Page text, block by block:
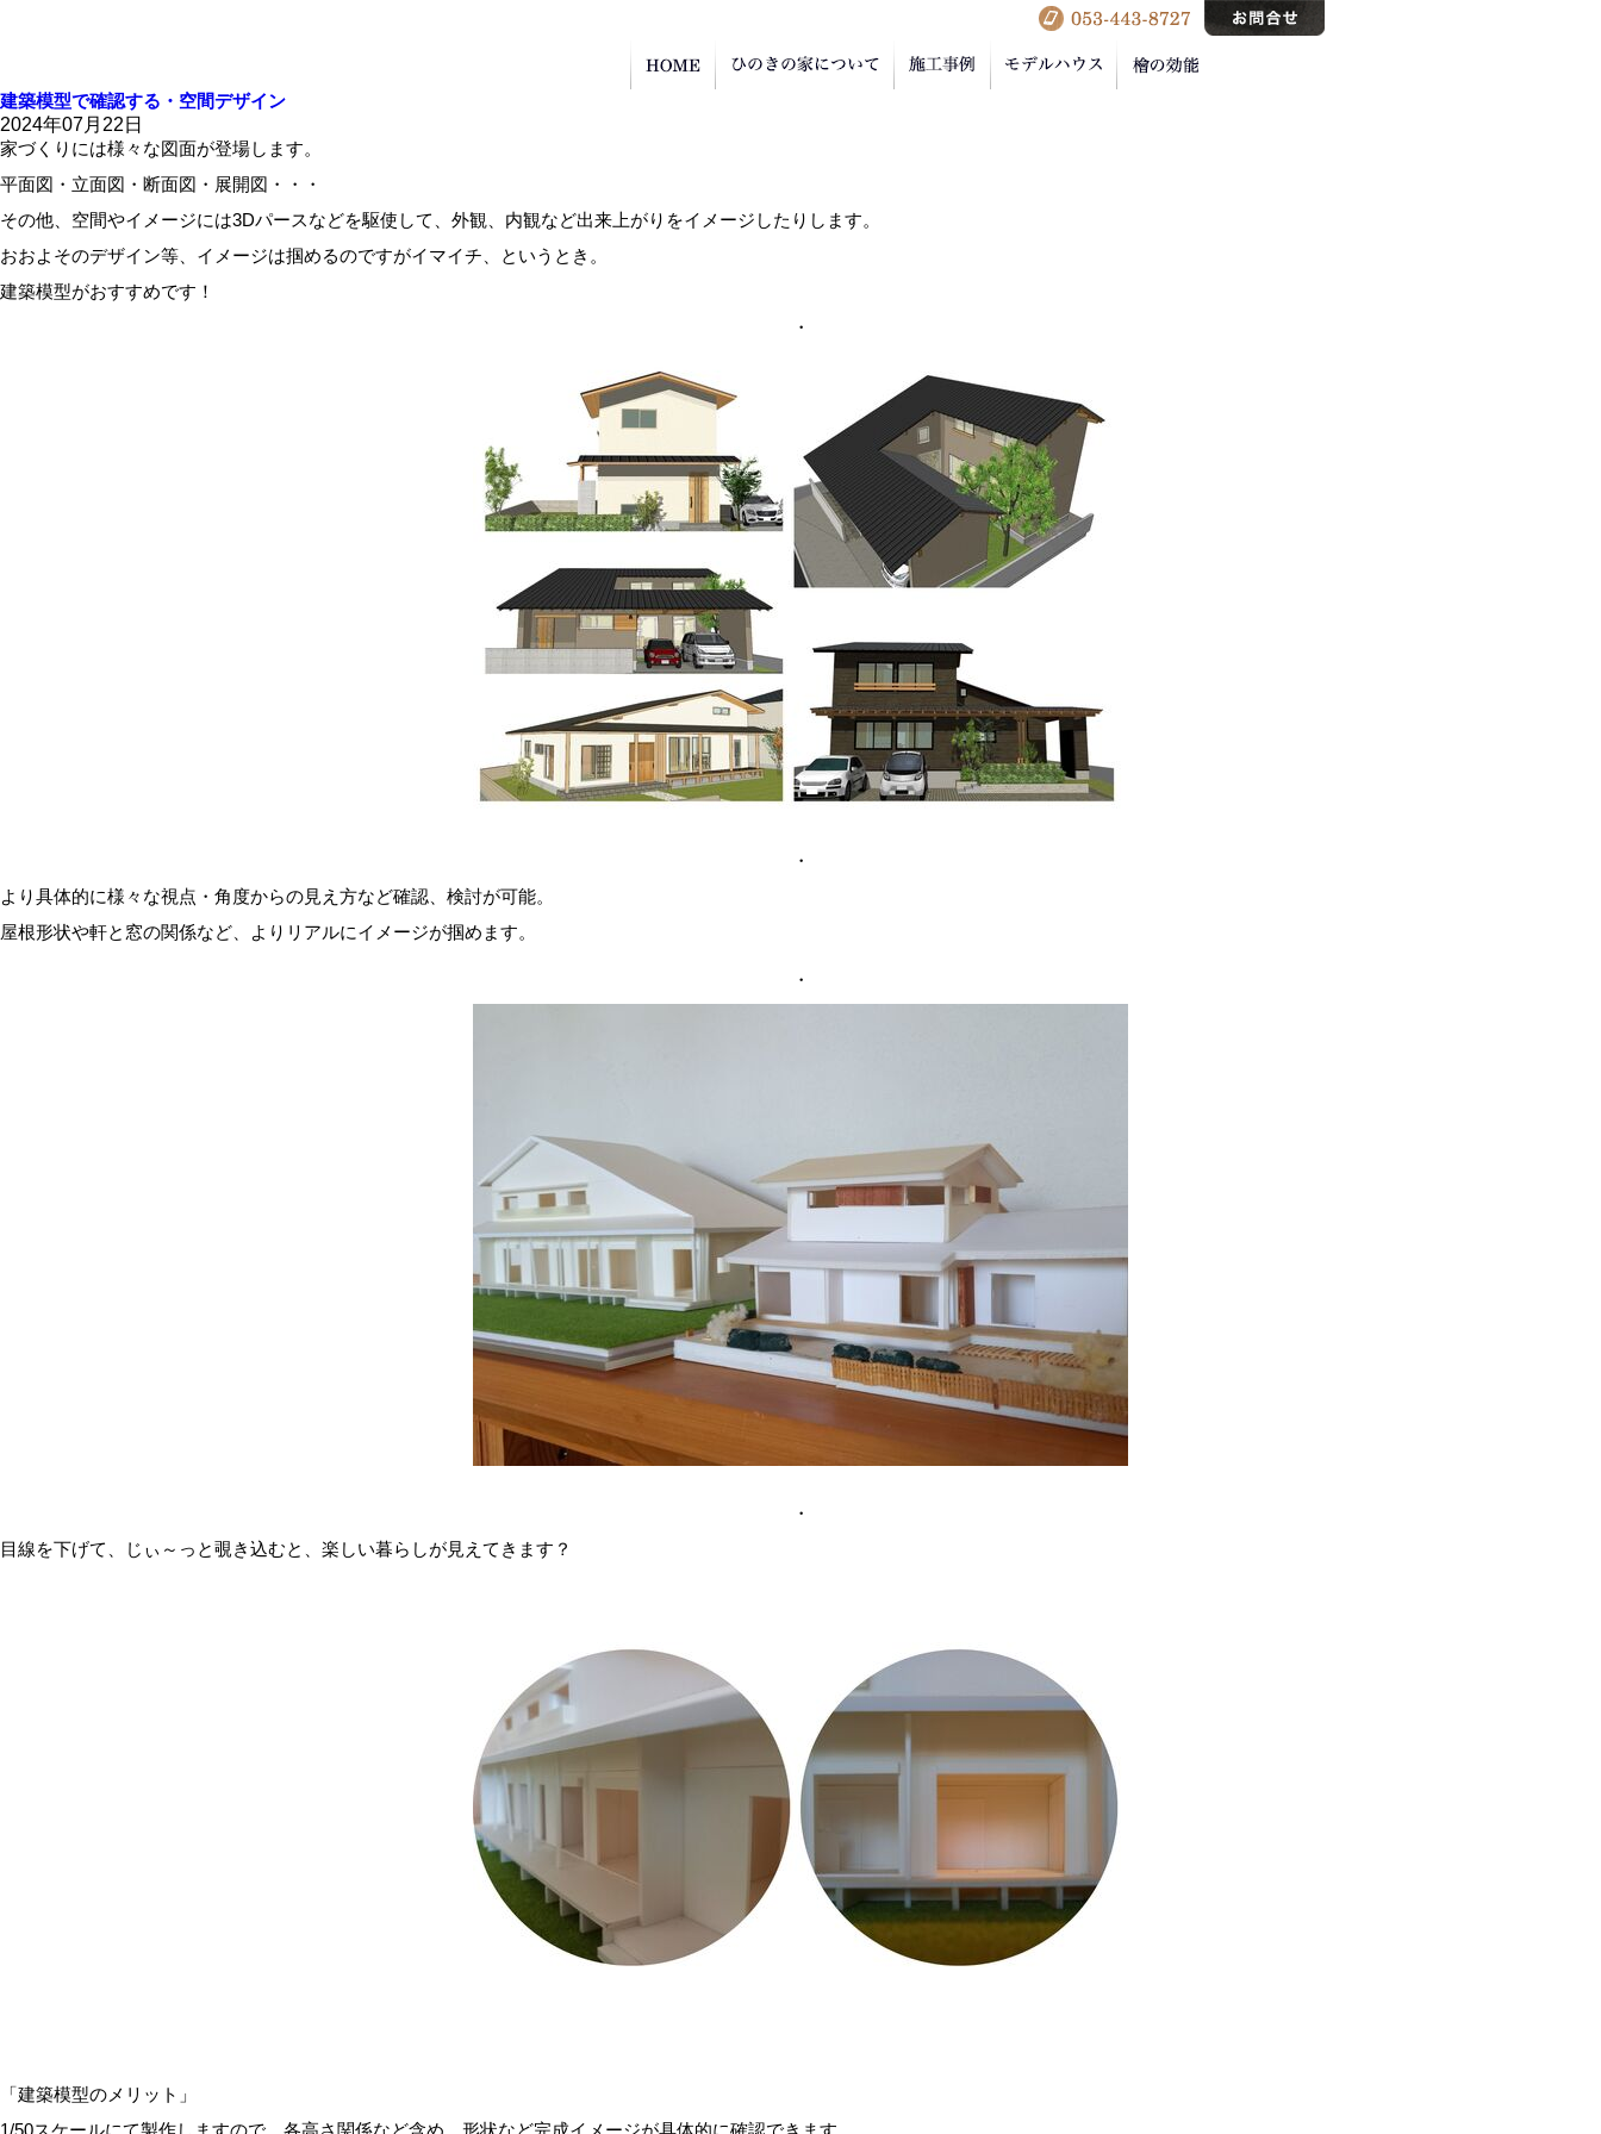
建築模型で確認する・空間デザイン
2024年07月22日
家づくりには様々な図面が登場します。
平面図・立面図・断面図・展開図・・・
その他、空間やイメージには3Dパースなどを駆使して、外観、内観など出来上がりをイメージしたりします。
おおよそのデザイン等、イメージは掴めるのですがイマイチ、というとき。
建築模型がおすすめです！
・
・
より具体的に様々な視点・角度からの見え方など確認、検討が可能。
屋根形状や軒と窓の関係など、よりリアルにイメージが掴めます。
・
・
目線を下げて、じぃ～っと覗き込むと、楽しい暮らしが見えてきます？
「建築模型のメリット」
1/50スケールにて製作しますので、各高さ関係など含め、形状など完成イメージが具体的に確認できます。